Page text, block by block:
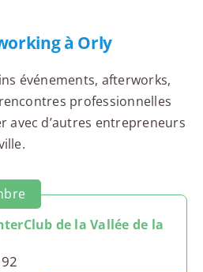
à Orly
événements, afterworks,
professionnelles
avec d’autres entrepreneurs
de la Vallée de la